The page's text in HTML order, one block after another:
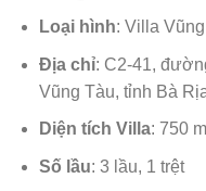
Loại hình: Villa
Địa chỉ: C2-41,
Vũng Tàu, tỉnh Bà
Diện tích Villa: 750
Số lầu: 3 lầu, 1 trệt